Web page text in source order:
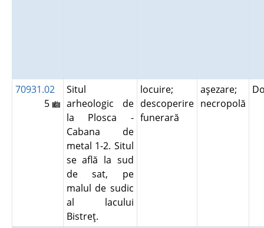
70931.02
5
Situl
arheologic de
la Plosca -
Cabana de
metal 1-2. Situl
se află la sud
de sat, pe
malul de sudic
al lacului
Bistreţ.
locuire;
descoperire
funerară
aşezare;
necropolă